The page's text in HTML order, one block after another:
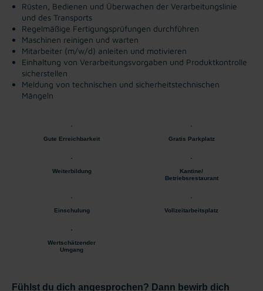
Rüsten, Bedienen und Überwachen der Verarbeitungslinie
und des Transports
Regelmäßige Fertigungsprüfungen durchführen
Maschinen reinigen und warten
Mitarbeiter (m/w/d) anleiten und motivieren
Einhaltung von Verarbeitungsvorgaben und Produktkontrolle
sicherstellen
Meldung von technischen und sicherheitstechnischen
Mängeln
Gute Erreichbarkeit Gratis Parkplatz
Weiterbildung
Kantine/
Betriebsrestaurant
Einschulung Vollzeitarbeitsplatz
Wertschätzender
Umgang
Fühlst du dich angesprochen? Dann bewirb dich